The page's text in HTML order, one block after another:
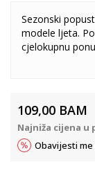
Sezonski
modele ljeta.
cjelokupnu
109,00 BAM
Najniža cijena u
Obavijesti